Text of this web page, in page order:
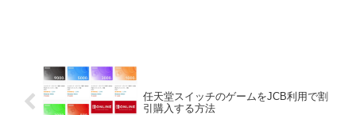
任天堂スイッチのゲームをJCB利用で割
引購入する方法